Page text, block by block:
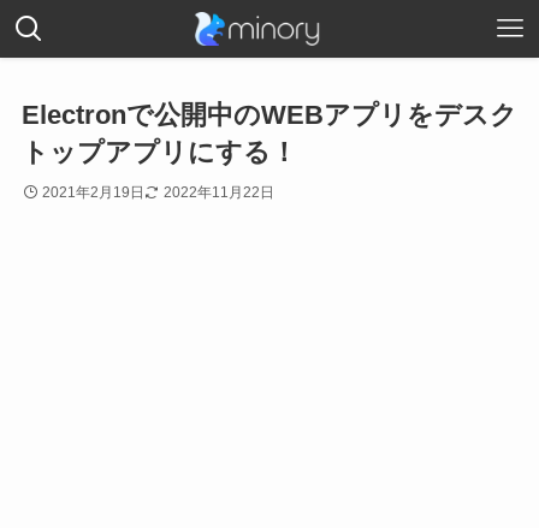
Electronで公開中のWEBアプリをデスク
トップアプリにする！
2021年2月19日 2022年11月22日